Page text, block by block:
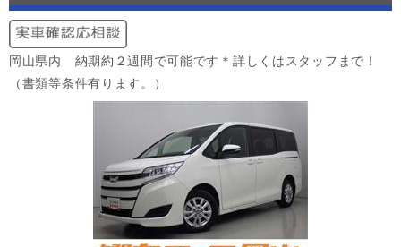
岡山県内 納期約２週間で可能です＊詳しくはスタッフまで！
（書類等条件有ります。）